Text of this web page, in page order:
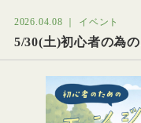
2026.04.08 ｜ イベント
5/30(土)初心者の為